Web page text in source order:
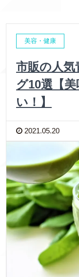
美容・健康
市販の人
グ10選【
い！】
2021.05.20